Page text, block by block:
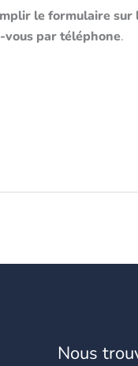
le formulaire sur
vous par téléphone.
Nous